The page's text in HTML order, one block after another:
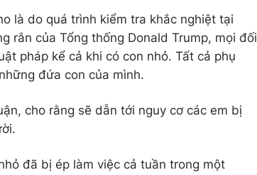
là do quá trình kiểm tra khắc nghiệt tại
rắn của Tổng thống Donald Trump, mọi đối
pháp kể cả khi có con nhỏ. Tất cả phụ
đứa con của mình.
cho rằng sẽ dẫn tới nguy cơ các em bị
đã bị ép làm việc cả tuần trong một